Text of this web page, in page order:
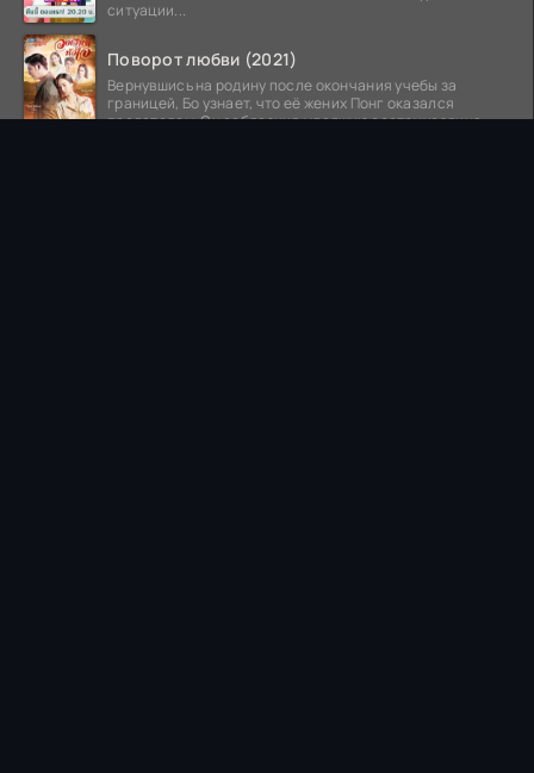
ситуации...
Поворот любви (2021)
Вернувшись на родину после окончания учебы за
границей, Бо узнает, что её жених Понг оказался
предателем. Он соблазнил младшую сестру хозяина